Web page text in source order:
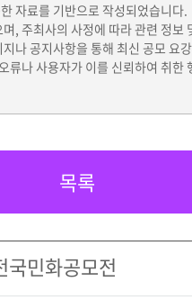
자료를 기반으로 작성되었습니다.
, 주최사의 사정에 따라 관련 정보
나 공지사항을 통해 최신 공모 요
류나 사용자가 이를 신뢰하여 취한
목록
국민화공모전